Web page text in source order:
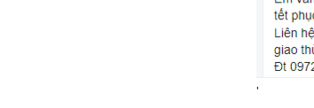
'